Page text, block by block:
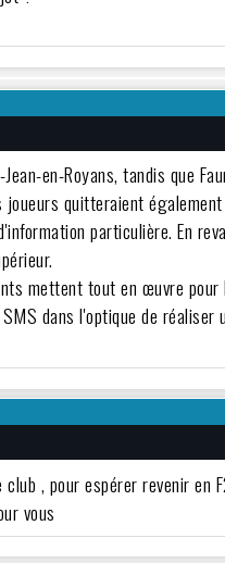
en-Royans, tandis que
quitteraient
particulière. En
mettent tout en œuvre
dans l'optique de réaliser
, pour espérer revenir en
vous